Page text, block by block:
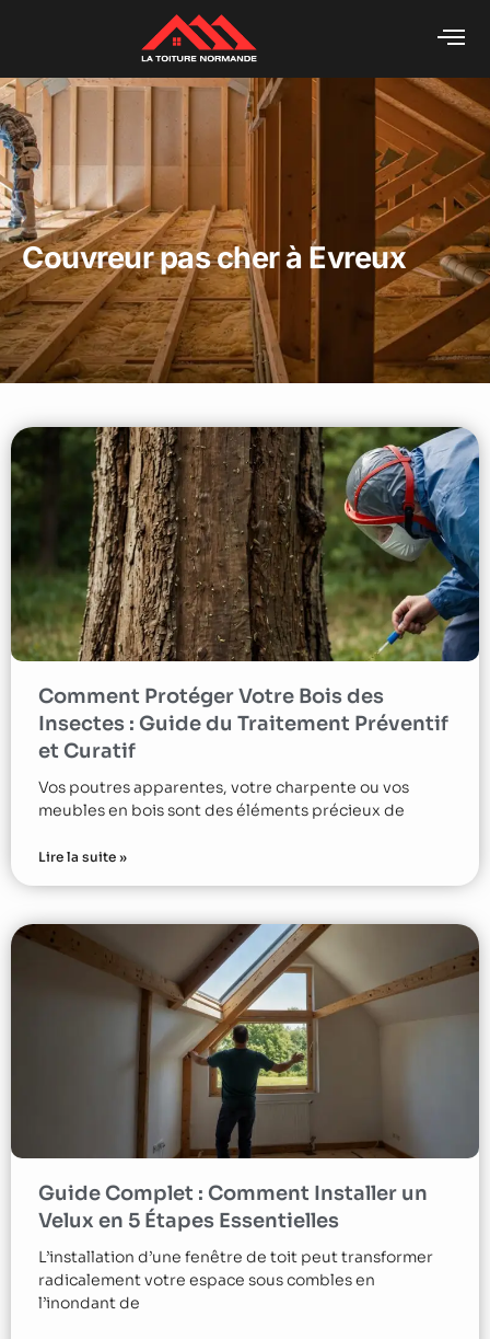
Couvreur pas cher à Evreux
Comment Protéger Votre Bois des
Insectes : Guide du Traitement Préventif
et Curatif
Vos poutres apparentes, votre charpente ou vos
meubles en bois sont des éléments précieux de
Lire la suite »
Guide Complet : Comment Installer un
Velux en 5 Étapes Essentielles
L’installation d’une fenêtre de toit peut transformer
radicalement votre espace sous combles en
l’inondant de